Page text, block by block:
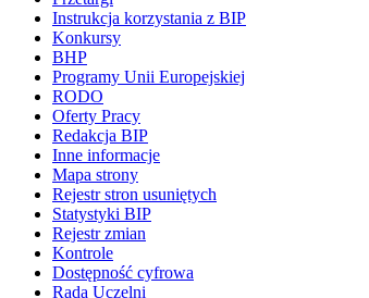
Instrukcja korzystania z BIP
Konkursy
BHP
Programy Unii Europejskiej
RODO
Oferty Pracy
Redakcja BIP
Inne informacje
Mapa strony
Rejestr stron usuniętych
Statystyki BIP
Rejestr zmian
Kontrole
Dostępność cyfrowa
Rada Uczelni